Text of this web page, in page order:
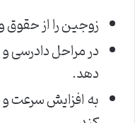
زوجین را از حقوق
در مراحل دادرسی و
دهد.
به افزایش سرعت